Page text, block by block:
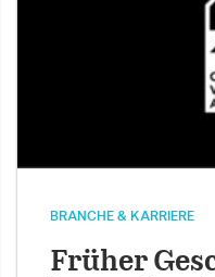
BRANCHE & KARRIERE
Früher